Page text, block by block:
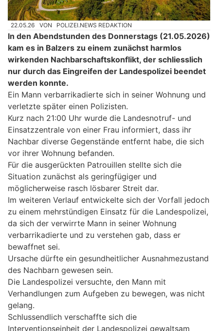
22.05.26 VON POLIZEI.NEWS REDAKTION
In den Abendstunden des Donnerstags (21.05.2026)
kam es in Balzers zu einem zunächst harmlos
wirkenden Nachbarschaftskonflikt, der schliesslich
nur durch das Eingreifen der Landespolizei beendet
werden konnte.
Ein Mann verbarrikadierte sich in seiner Wohnung und
verletzte später einen Polizisten.
Kurz nach 21:00 Uhr wurde die Landesnotruf- und
Einsatzzentrale von einer Frau informiert, dass ihr
Nachbar diverse Gegenstände entfernt habe, die sich
vor ihrer Wohnung befanden.
Für die ausgerückten Patrouillen stellte sich die
Situation zunächst als geringfügiger und
möglicherweise rasch lösbarer Streit dar.
Im weiteren Verlauf entwickelte sich der Vorfall jedoch
zu einem mehrstündigen Einsatz für die Landespolizei,
da sich der verwirrte Mann in seiner Wohnung
verbarrikadierte und zu verstehen gab, dass er
bewaffnet sei.
Ursache dürfte ein gesundheitlicher Ausnahmezustand
des Nachbarn gewesen sein.
Die Landespolizei versuchte, den Mann mit
Verhandlungen zum Aufgeben zu bewegen, was nicht
gelang.
Schlussendlich verschaffte sich die
Interventionseinheit der Landespolizei gewaltsam